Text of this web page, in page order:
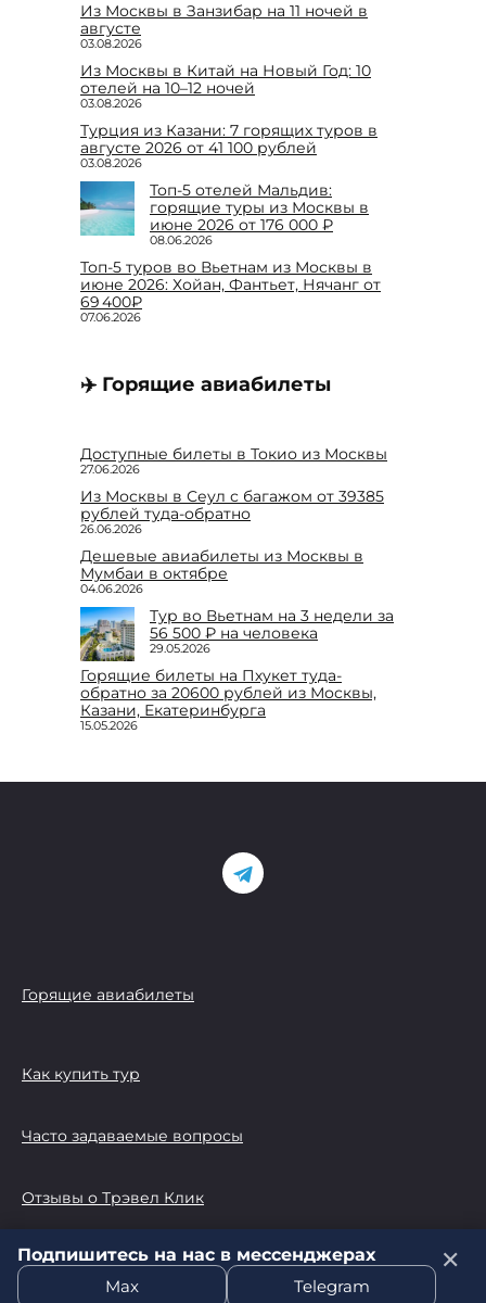
Из Москвы в Занзибар на 11 ночей в
августе
03.08.2026
Из Москвы в Китай на Новый Год: 10
отелей на 10–12 ночей
03.08.2026
Турция из Казани: 7 горящих туров в
августе 2026 от 41 100 рублей
03.08.2026
Топ-5 отелей Мальдив:
горящие туры из Москвы в
июне 2026 от 176 000 ₽
08.06.2026
Топ-5 туров во Вьетнам из Москвы в
июне 2026: Хойан, Фантьет, Нячанг от
69 400₽
07.06.2026
✈️ Горящие авиабилеты
Доступные билеты в Токио из Москвы
27.06.2026
Из Москвы в Сеул с багажом от 39385
рублей туда-обратно
26.06.2026
Дешевые авиабилеты из Москвы в
Мумбаи в октябре
04.06.2026
Тур во Вьетнам на 3 недели за
56 500 ₽ на человека
29.05.2026
Горящие билеты на Пхукет туда-
обратно за 20600 рублей из Москвы,
Казани, Екатеринбурга
15.05.2026
Горящие авиабилеты
Как купить тур
Часто задаваемые вопросы
Отзывы о Трэвел Клик
© 2026 Трэвел Клик
Подпишитесь на нас в мессенджерах
Max
Telegram
✕